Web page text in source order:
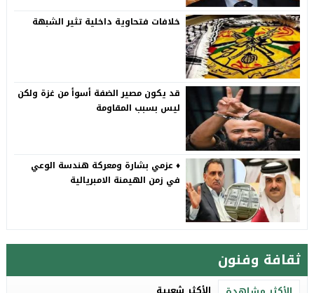
خلافات فتحاوية داخلية تثير الشبهة
قد يكون مصير الضفة أسوأ من غزة ولكن
ليس بسبب المقاومة
♦️ عزمي بشارة ومعركة هندسة الوعي
في زمن الهيمنة الامبريالية
ثقافة وفنون